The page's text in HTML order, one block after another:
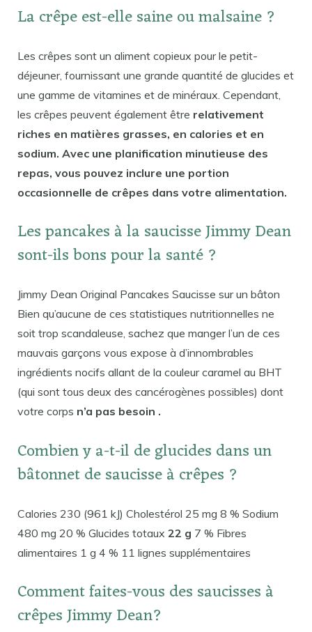
La crêpe est-elle saine ou malsaine ?
Les crêpes sont un aliment copieux pour le petit-
déjeuner, fournissant une grande quantité de glucides et
une gamme de vitamines et de minéraux. Cependant,
les crêpes peuvent également être relativement
riches en matières grasses, en calories et en
sodium. Avec une planification minutieuse des
repas, vous pouvez inclure une portion
occasionnelle de crêpes dans votre alimentation.
Les pancakes à la saucisse Jimmy Dean
sont-ils bons pour la santé ?
Jimmy Dean Original Pancakes Saucisse sur un bâton
Bien qu’aucune de ces statistiques nutritionnelles ne
soit trop scandaleuse, sachez que manger l’un de ces
mauvais garçons vous expose à d’innombrables
ingrédients nocifs allant de la couleur caramel au BHT
(qui sont tous deux des cancérogènes possibles) dont
votre corps n’a pas besoin .
Combien y a-t-il de glucides dans un
bâtonnet de saucisse à crêpes ?
Calories 230 (961 kJ) Cholestérol 25 mg 8 % Sodium
480 mg 20 % Glucides totaux 22 g 7 % Fibres
alimentaires 1 g 4 % 11 lignes supplémentaires
Comment faites-vous des saucisses à
crêpes Jimmy Dean?